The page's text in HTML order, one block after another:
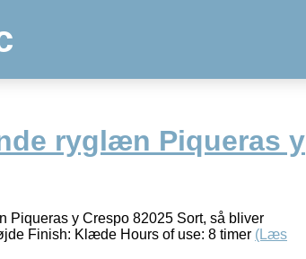
ryglæn Piqueras y
y Crespo 82025 Sort, så bliver
Finish: Klæde Hours of use: 8 timer (Læs